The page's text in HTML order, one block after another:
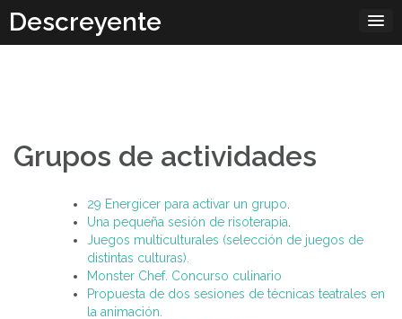
content
Descreyente
Grupos de actividades
29 Energicer para activar un grupo.
Una pequeña sesión de risoterapia.
Juegos multiculturales (selección de juegos de
distintas culturas).
Monster Chef. Concurso culinario
Propuesta de dos sesiones de técnicas teatrales en
la animación.